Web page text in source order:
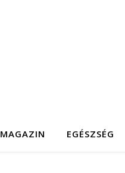
MAGAZIN EGÉSZSÉG